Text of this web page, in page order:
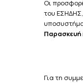
Οι
του ΕΣΗΔΗΣ,
Παρασκευή
Για τη